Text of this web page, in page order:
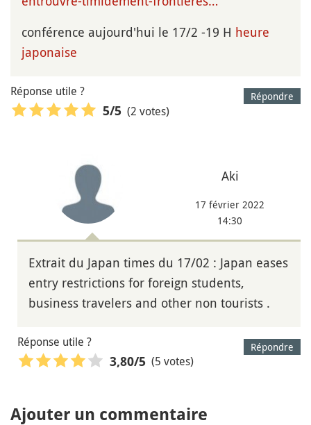
conférence aujourd'hui le 17/2 -19 H heure
japonaise
Répondre
Réponse utile ?
5/5 (2 votes)
Aki
17 février 2022
14:30
Extrait du Japan times du 17/02 : Japan eases
entry restrictions for foreign students,
business travelers and other non tourists .
Répondre
Réponse utile ?
3,80/5 (5 votes)
Ajouter un commentaire